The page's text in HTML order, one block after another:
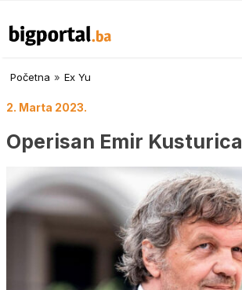
Početna » Ex Yu
2. Marta 2023.
Operisan Emir Kusturica